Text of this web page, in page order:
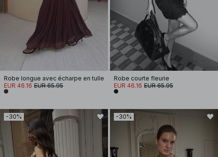
Robe longue avec écharpe en tulle
EUR 46.16 EUR 65.95
Robe courte fleurie
EUR 46.16 EUR 65.95
-30% -30%